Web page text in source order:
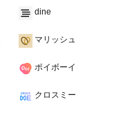
dine
マリッシュ
ポイボーイ
クロスミー